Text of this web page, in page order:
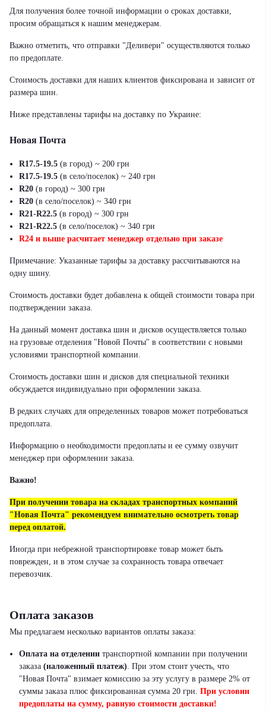
Для получения более точной информации о сроках доставки,
просим обращаться к нашим менеджерам.
Важно отметить, что отправки "Деливери" осуществляются только
по предоплате.
Стоимость доставки для наших клиентов фиксирована и зависит от
размера шин.
Ниже представлены тарифы на доставку по Украине:
Новая Почта
R17.5-19.5 (в город) ~ 200 грн
R17.5-19.5 (в село/поселок) ~ 240 грн
R20 (в город) ~ 300 грн
R20 (в село/поселок) ~ 340 грн
R21-R22.5 (в город) ~ 300 грн
R21-R22.5 (в село/поселок) ~ 340 грн
R24 и выше расчитает менеджер отдельно при заказе
Примечание: Указанные тарифы за доставку рассчитываются на
одну шину.
Стоимость доставки будет добавлена к общей стоимости товара при
подтверждении заказа.
На данный момент доставка шин и дисков осуществляется только
на грузовые отделения "Новой Почты" в соответствии с новыми
условиями транспортной компании.
Стоимость доставки шин и дисков для специальной техники
обсуждается индивидуально при оформлении заказа.
В редких случаях для определенных товаров может потребоваться
предоплата.
Информацию о необходимости предоплаты и ее сумму озвучит
менеджер при оформлении заказа.
Важно!
При получении товара на складах транспортных компаний
"Новая Почта" рекомендуем внимательно осмотреть товар
перед оплатой.
Иногда при небрежной транспортировке товар может быть
поврежден, и в этом случае за сохранность товара отвечает
перевозчик.
Оплата заказов
Мы предлагаем несколько вариантов оплаты заказа:
Оплата на отделении транспортной компании при получении
заказа (наложенный платеж). При этом стоит учесть, что
"Новая Почта" взимает комиссию за эту услугу в размере 2% от
суммы заказа плюс фиксированная сумма 20 грн. При условии
предоплаты на сумму, равную стоимости доставки!